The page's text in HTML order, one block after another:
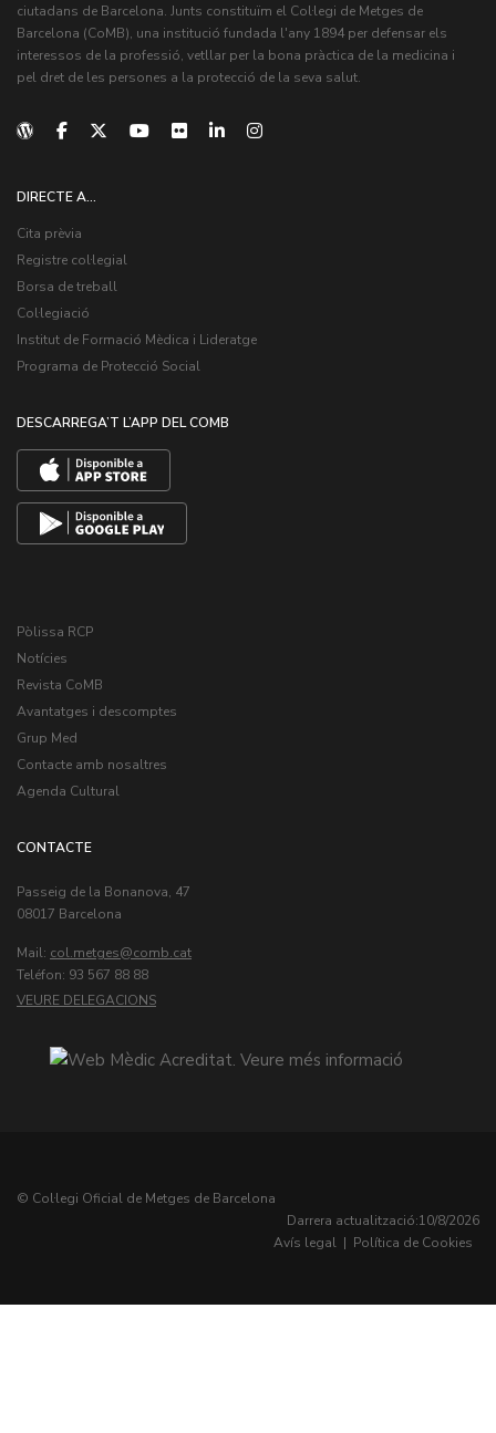
ciutadans de Barcelona. Junts constituïm el Col·legi de Metges de
Barcelona (CoMB), una institució fundada l'any 1894 per defensar els
interessos de la professió, vetllar per la bona pràctica de la medicina i
pel dret de les persones a la protecció de la seva salut.
DIRECTE A...
Cita prèvia
Registre col·legial
Borsa de treball
Col·legiació
Institut de Formació Mèdica i Lideratge
Programa de Protecció Social
DESCARREGA’T L’APP DEL COMB
Pòlissa RCP
Notícies
Revista CoMB
Avantatges i descomptes
Grup Med
Contacte amb nosaltres
Agenda Cultural
CONTACTE
Passeig de la Bonanova, 47
08017 Barcelona
Mail: col.metges
Teléfon: 93 567 88 88
VEURE DELEGACIONS
© Col·legi Oficial de Metges de Barcelona
Darrera actualització:10/8/2026
Avís legal | Política de Cookies